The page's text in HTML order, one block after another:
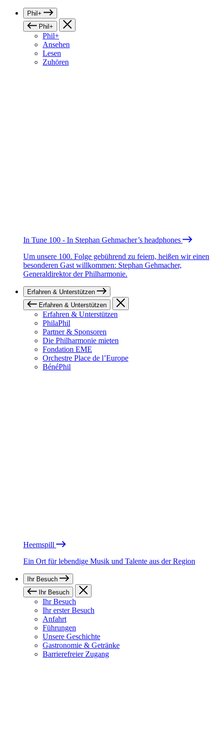
Phil+
Phil+
Phil+
Ansehen
Lesen
Zuhören
In Tune 100 - In Stephan Gehmacher’s headphones
Um unsere 100. Folge gebührend zu feiern, heißen wir einen
besonderen Gast willkommen: Stephan Gehmacher,
Generaldirektor der Philharmonie.
Erfahren & Unterstützen
Erfahren & Unterstützen
Erfahren & Unterstützen
PhilaPhil
Partner & Sponsoren
Die Philharmonie mieten
Fondation EME
Orchestre Place de l’Europe
BénéPhil
Heemspill
Ein Ort für lebendige Musik und Talente aus der Region
Ihr Besuch
Ihr Besuch
Ihr Besuch
Ihr erster Besuch
Anfahrt
Führungen
Unsere Geschichte
Gastronomie & Getränke
Barrierefreier Zugang